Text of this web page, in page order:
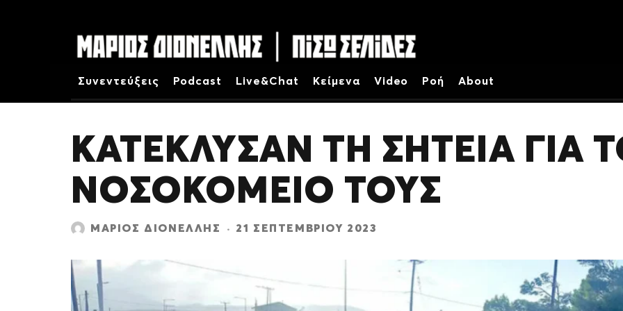
Συνεντεύξεις Podcast Live&Chat Κείμενα Video Ροή About
ΚΑΤΕΚΛΥΣΑΝ ΤΗ ΣΗΤΕΙΑ ΓΙΑ
ΝΟΣΟΚΟΜΕΙΟ ΤΟΥΣ
ΜΆΡΙΟΣ ΔΙΟΝΈΛΛΗΣ · 21 ΣΕΠΤΕΜΒΡΊΟΥ 2023